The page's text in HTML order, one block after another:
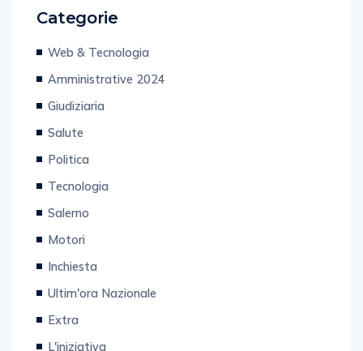
Categorie
Web & Tecnologia
Amministrative 2024
Giudiziaria
Salute
Politica
Tecnologia
Salerno
Motori
Inchiesta
Ultim'ora Nazionale
Extra
L'iniziativa